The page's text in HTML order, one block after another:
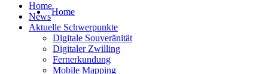
Home
Home
News
Aktuelle Schwerpunkte
Digitale Souveränität
Digitaler Zwilling
Fernerkundung
Mobile Mapping